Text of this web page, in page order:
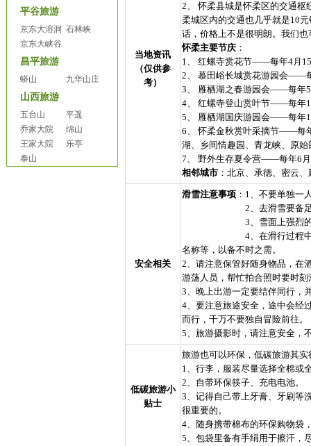
平谷旅游
京东大溶洞 石林峡
京东大峡谷
昌平旅游
蟒山 九华山庄
山西旅游
五台山
平遥
乔家大院
绵山
王家大院
乐亭
泰山
当地资讯
（仅供参
考）
2、 怀柔县城是怀柔区的交通枢
柔城区内的交通也几乎就是10
话，价格上不是很明朗。我们
怀柔主要节庆 ：
1、 红螺寺赏花节——每年4月
2、 慕田峪长城赏花游园会——
3、 雁栖湖之春游园会——每年
4、 红螺寺登山赏叶节——每年
5、 雁栖湖国庆游园会——每年
6、 怀柔金秋赏叶采摘节——每
湖、乡间情趣园、青龙峡、原
7、 野外生存夏令营——每年6
相邻城市 ：北京、承德、密云
安全相关
滑雪注意事项 ： 1、不要单独一
2、去滑雪要备
3、雪面上强烈
4、在滑行过程
名称等，以备不时之需。
2、请注意保管好随身物品，在
游荡人员，帮忙拍合照时要时
3、晚上出游一定要结伴同行，
4、要注意旅途安全，途中会经
而行，千万不要独自冒险前往。
5、旅游摄影时，请注意安全，
低碳旅游小
贴士
旅游也可以环保，低碳旅游其
1、行李，服装尽量选择全棉或
2、自带环保筷子、充电电池。
3、记得自己带上牙膏、牙刷等
很重要的。
4、随身携带棉布的环保购物袋
5、包袋里备有手绢用于擦汗，